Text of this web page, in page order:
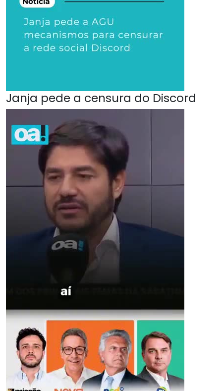
Janja pede a censura do Discord